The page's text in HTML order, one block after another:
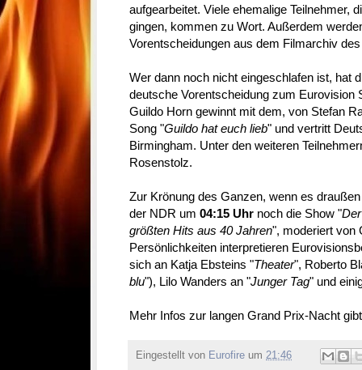
aufgearbeitet. Viele ehemalige Teilnehmer,
gingen, kommen zu Wort. Außerdem
Vorentscheidungen aus dem Filmarchiv
Wer dann noch nicht eingeschlafen ist, hat
deutsche Vorentscheidung zum Eurovision
Guildo Horn gewinnt mit dem, von Stefan
Song "Guildo hat euch lieb" und vertritt
Birmingham. Unter den weiteren
Rosenstolz.
Zur Krönung des Ganzen, wenn es
der NDR um 04:15 Uhr noch die Show "
größten Hits aus 40 Jahren", moderiert von
Persönlichkeiten interpretieren
sich an Katja Ebsteins "Theater", Roberto
blu"), Lilo Wanders an "Junger Tag" und
Mehr Infos zur langen Grand Prix-Nacht
Eingestellt von Eurofire um 21:46